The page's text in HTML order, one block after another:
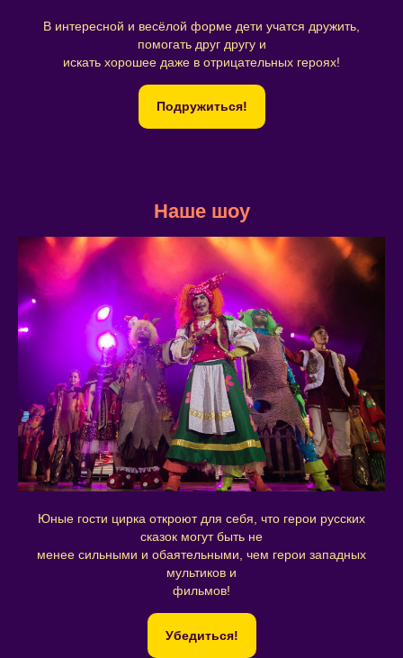
В интересной и весёлой форме дети учатся дружить,
помогать друг другу и
искать хорошее даже в отрицательных героях!
Подружиться!
Наше шоу
Юные гости цирка откроют для себя, что герои русских
сказок могут быть не
менее сильными и обаятельными, чем герои западных
мультиков и
фильмов!
Убедиться!